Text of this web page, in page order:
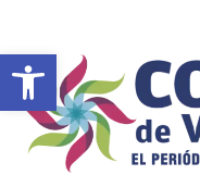
Abrir barra